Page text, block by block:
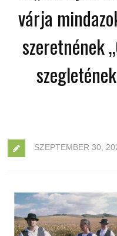
várja
szeretnének
SZEPTEMBER 30,